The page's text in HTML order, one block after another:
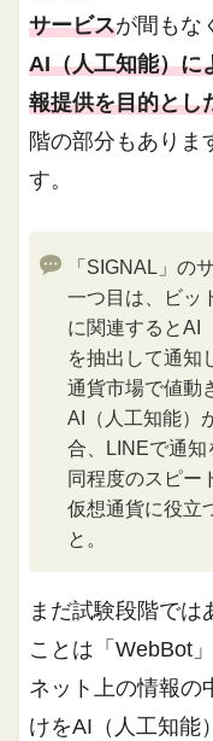
サービスが間もな
AI（人工知能）に
報提供を目的とし
階の部分もありま
す。
「SIGNAL」の
一つ目は、ビッ
に関連するとAI
を抽出して通知
通貨市場で値動
AI（人工知能）
合、LINEで通知
同程度のスピー
仮想通貨に役立
と。
まだ試験段階では
ことは「WebBot
ネット上の情報の
けをAI（人工知能